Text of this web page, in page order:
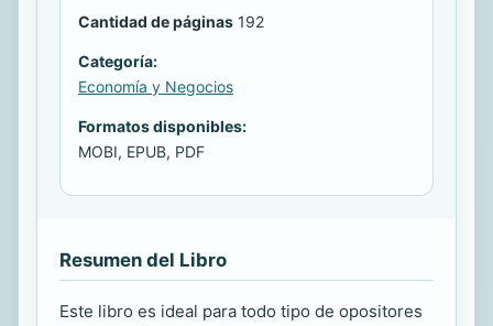
Cantidad de páginas 192
Categoría:
Economía y Negocios
Formatos disponibles:
MOBI, EPUB, PDF
Resumen del Libro
Este libro es ideal para todo tipo de opositores